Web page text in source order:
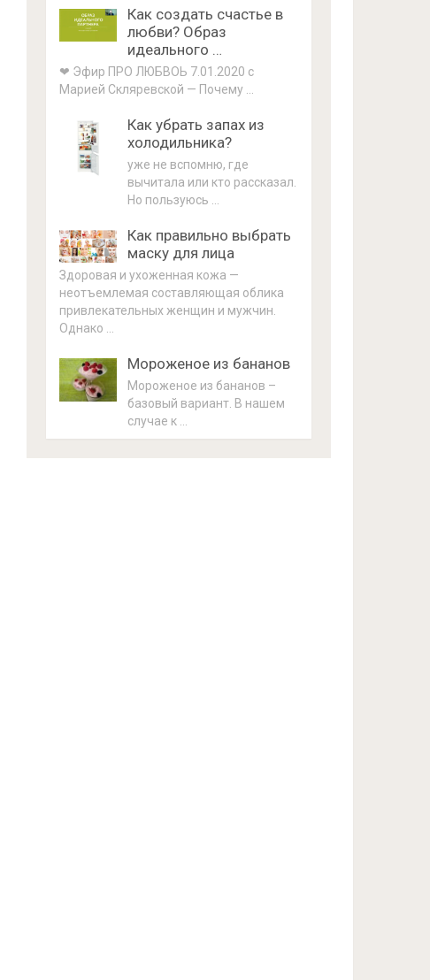
Как создать счастье в
любви? Образ
идеального …
❤ Эфир ПРО ЛЮБВОЬ 7.01.2020 с
Марией Скляревской — Почему …
Как убрать запах из
холодильника?
уже не вспомню, где
вычитала или кто рассказал.
Но пользуюсь …
Как правильно выбрать
маску для лица
Здоровая и ухоженная кожа —
неотъемлемая составляющая облика
привлекательных женщин и мужчин.
Однако …
Мороженое из бананов
Мороженое из бананов –
базовый вариант. В нашем
случае к …